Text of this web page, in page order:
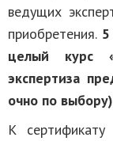
ведущих
приобретения.
целый курс
экспертиза
очно по
К